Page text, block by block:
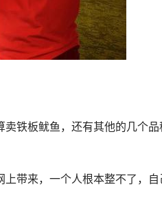
铁板鱿鱼，还有其他的几个
带来，一个人根本整不了，